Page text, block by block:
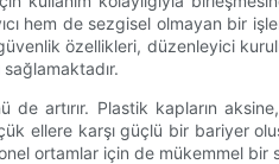
hem de sezgisel olmayan bir
özellikleri, düzenleyici
de artırır. Plastik kapların
ellere karşı güçlü bir bariyer
ortamlar için de mükemmel bir